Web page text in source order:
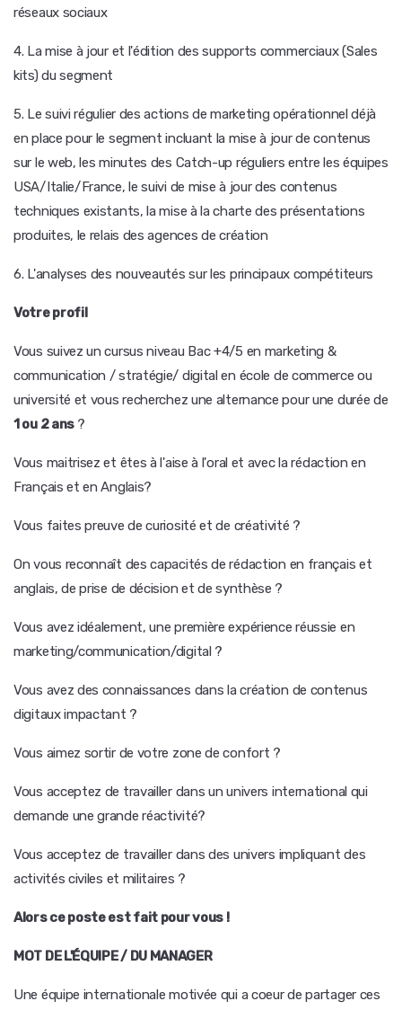
réseaux sociaux
4. La mise à jour et l'édition des supports commerciaux (Sales
kits) du segment
5. Le suivi régulier des actions de marketing opérationnel déjà
en place pour le segment incluant la mise à jour de contenus
sur le web, les minutes des Catch-up réguliers entre les équipes
USA/Italie/France, le suivi de mise à jour des contenus
techniques existants, la mise à la charte des présentations
produites, le relais des agences de création
6. L'analyses des nouveautés sur les principaux compétiteurs
Votre profil
Vous suivez un cursus niveau Bac +4/5 en marketing &
communication / stratégie/ digital en école de commerce ou
université et vous recherchez une alternance pour une durée de
1 ou 2 ans ?
Vous maitrisez et êtes à l'aise à l'oral et avec la rédaction en
Français et en Anglais?
Vous faites preuve de curiosité et de créativité ?
On vous reconnaît des capacités de rédaction en français et
anglais, de prise de décision et de synthèse ?
Vous avez idéalement, une première expérience réussie en
marketing/communication/digital ?
Vous avez des connaissances dans la création de contenus
digitaux impactant ?
Vous aimez sortir de votre zone de confort ?
Vous acceptez de travailler dans un univers international qui
demande une grande réactivité?
Vous acceptez de travailler dans des univers impliquant des
activités civiles et militaires ?
Alors ce poste est fait pour vous !
MOT DE L'ÉQUIPE / DU MANAGER
Une équipe internationale motivée qui a coeur de partager ces